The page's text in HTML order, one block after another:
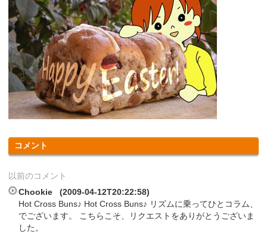
コメント
以前のコメント
Chookie (2009-04-12T20:22:58)
Hot Cross Buns♪ Hot Cross Buns♪ リズムに乗ってひとコラム、
でございます。 こちらこそ、リクエストをありがとうございま
した。